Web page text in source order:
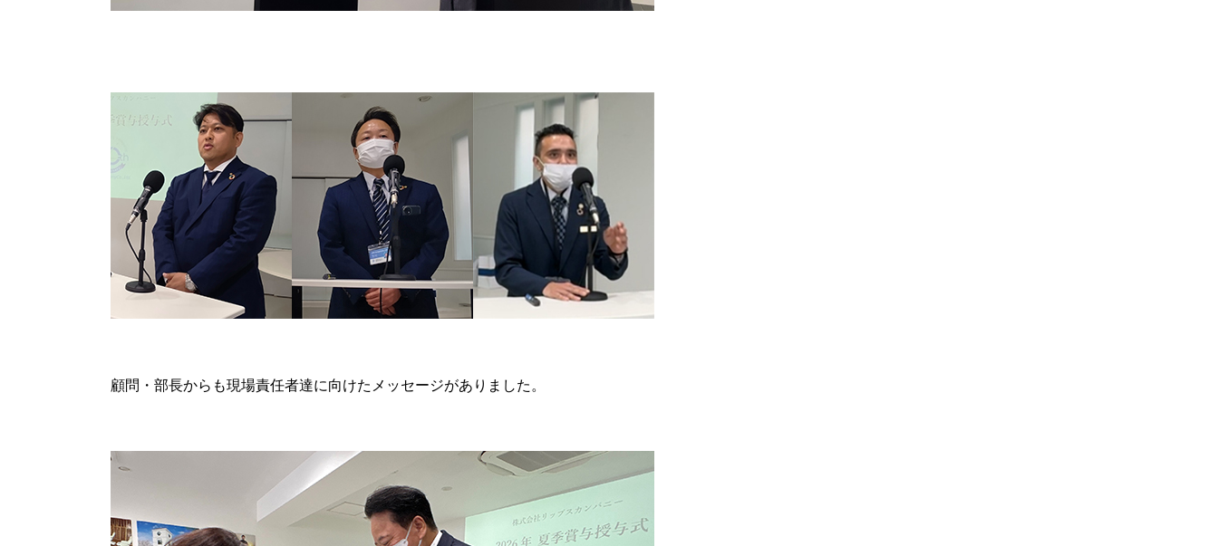
顧問・部長からも現場責任者達に向けたメッセージがありました。